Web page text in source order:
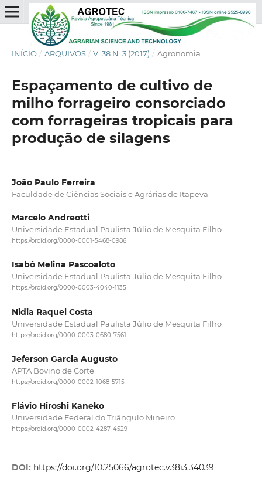
INÍCIO / ARQUIVOS / V. 38 N. 3 (2017) / Agronomia
Espaçamento de cultivo de
milho forrageiro consorciado
com forrageiras tropicais para
produção de silagens
João Paulo Ferreira
Faculdade de Ciências Sociais e Agrárias de Itapeva
Marcelo Andreotti
Universidade Estadual Paulista Júlio de Mesquita Filho
https://orcid.org/0000-0001-5468-0986
Isabô Melina Pascoaloto
Universidade Estadual Paulista Júlio de Mesquita Filho
https://orcid.org/0000-0003-4040-1135
Nidia Raquel Costa
Universidade Estadual Paulista Júlio de Mesquita Filho
https://orcid.org/0000-0003-0680-7561
Jeferson Garcia Augusto
APTA Bovino de Corte
https://orcid.org/0000-0002-1068-5715
Flávio Hiroshi Kaneko
Universidade Federal do Triângulo Mineiro
https://orcid.org/0000-0002-4287-4529
DOI: https://doi.org/10.25066/agrotec.v38i3.34039